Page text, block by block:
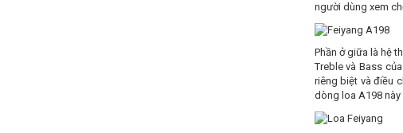
người dùng xem
Phần ở giữa là hệ
Treble và Bass
riêng biệt và điều
dòng loa A198